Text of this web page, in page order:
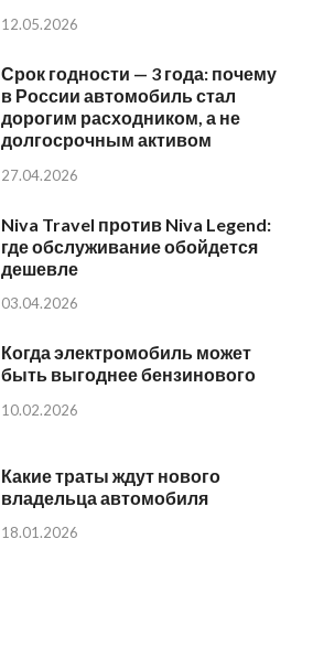
12.05.2026
Срок годности — 3 года: почему
в России автомобиль стал
дорогим расходником, а не
долгосрочным активом
27.04.2026
Niva Travel против Niva Legend:
где обслуживание обойдется
дешевле
03.04.2026
Когда электромобиль может
быть выгоднее бензинового
10.02.2026
Какие траты ждут нового
владельца автомобиля
18.01.2026